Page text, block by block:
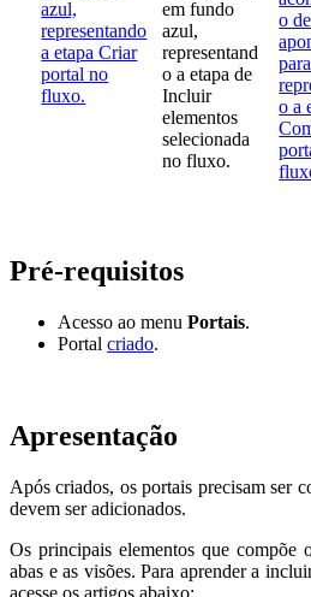
Pré-requisitos
Acesso ao menu Portais.
Portal criado.
Apresentação
Após criados, os portais precisam ser
devem ser adicionados.
Os principais elementos que compõe
abas e as visões. Para aprender a
acesse os artigos abaixo: